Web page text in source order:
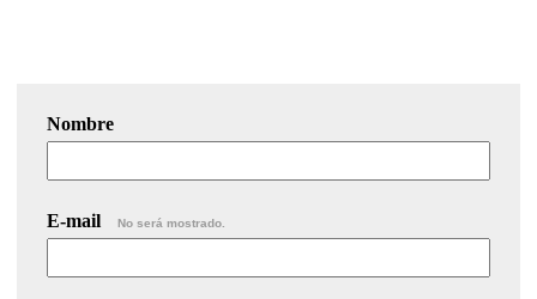
Nombre
E-mail No será mostrado.